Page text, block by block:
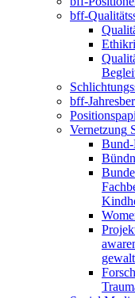
bff-
bff-
Vernetzung